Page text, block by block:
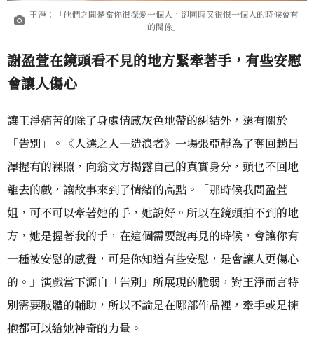
王淨：「他們之間是當你很深愛一個人，卻同時又很恨一個人的時候會有
的關係」
謝盈萱在鏡頭看不見的地方緊牽著手，有些安慰
會讓人傷心
讓王淨痛苦的除了身處情感灰色地帶的糾結外，還有關於
「告別」。《人選之人—造浪者》一場張亞靜為了奪回趙昌
澤握有的裸照，向翁文方揭露自己的真實身分，頭也不回地
離去的戲，讓故事來到了情緒的高點。「那時候我問盈萱
姐，可不可以牽著她的手，她說好。所以在鏡頭拍不到的地
方，她是握著我的手，在這個需要說再見的時候，會讓你有
一種被安慰的感覺，可是你知道有些安慰，是會讓人更傷心
的。」演戲當下源自「告別」所展現的脆弱，對王淨而言特
別需要肢體的輔助，所以不論是在哪部作品裡，牽手或是擁
抱都可以給她神奇的力量。